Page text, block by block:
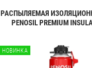
РАСПЫЛЯЕМАЯ
PENOSIL PREMIUM
НОВИНКА